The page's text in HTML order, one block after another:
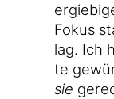
Fokus
lag. Ich
te
sie